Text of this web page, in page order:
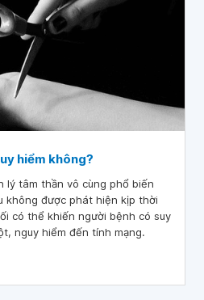
hiểm không?
lý tâm thần vô cùng phổ biến
không được phát hiện kịp thời
có thể khiến người bệnh có suy
nguy hiểm đến tính mạng.